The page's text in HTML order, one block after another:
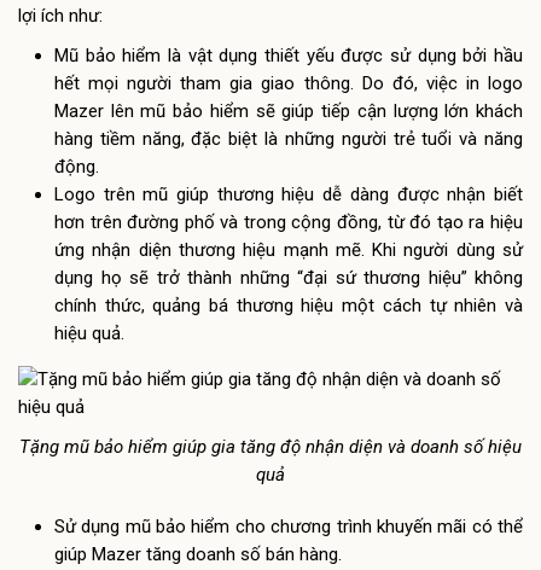
lợi ích như:
Mũ bảo hiểm là vật dụng thiết yếu được sử dụng bởi hầu
hết mọi người tham gia giao thông. Do đó, việc in logo
Mazer lên mũ bảo hiểm sẽ giúp tiếp cận lượng lớn khách
hàng tiềm năng, đặc biệt là những người trẻ tuổi và năng
động.
Logo trên mũ giúp thương hiệu dễ dàng được nhận biết
hơn trên đường phố và trong cộng đồng, từ đó tạo ra hiệu
ứng nhận diện thương hiệu mạnh mẽ. Khi người dùng sử
dụng họ sẽ trở thành những “đại sứ thương hiệu” không
chính thức, quảng bá thương hiệu một cách tự nhiên và
hiệu quả.
Tặng mũ bảo hiểm giúp gia tăng độ nhận diện và doanh số hiệu
quả
Sử dụng mũ bảo hiểm cho chương trình khuyến mãi có thể
giúp Mazer tăng doanh số bán hàng.